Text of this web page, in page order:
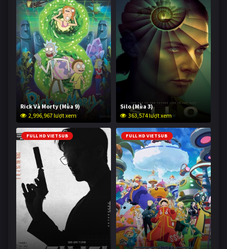
Rick Và Morty (Mùa 9)
2,996,967 lượt xem
Silo (Mùa 3)
363,574 lượt xem
FULL HD VIETSUB FULL HD VIETSUB